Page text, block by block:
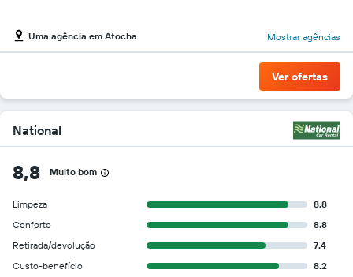
Uma agência em Atocha Mostrar agências
Ver ofertas
National
8,8 Muito bom
Limpeza
8.8
Conforto
8.8
Retirada/devolução
7.4
Custo-benefício
8.2